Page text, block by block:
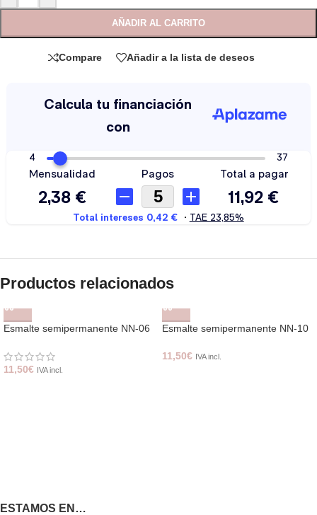
AÑADIR AL CARRITO
Compare Añadir a la lista de deseos
Productos relacionados
Esmalte semipermanente NN-06
11,50€ IVA incl.
Esmalte semipermanente NN-10
11,50€ IVA incl.
ESTAMOS EN…